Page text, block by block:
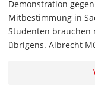
Demonstration
Mitbestimmung in
Studenten brauchen
übrigens. Albrecht